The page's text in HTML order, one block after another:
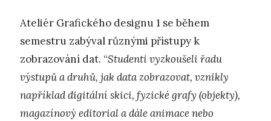
Ateliér Grafického designu 1 se během
semestru zabýval různými přístupy k
zobrazování dat. “Studenti vyzkoušeli řadu
výstupů a druhů, jak data zobrazovat, vznikly
například digitální skici, fyzické grafy (objekty),
magazínový editorial a dále animace nebo